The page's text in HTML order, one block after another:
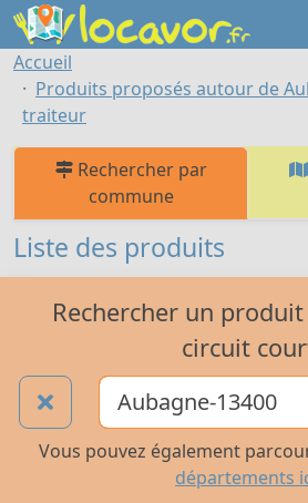
Accueil
Produits proposés autour de
traiteur
Rechercher par
commune
Liste des produits
Rechercher un
circuit
Vous pouvez également
départements